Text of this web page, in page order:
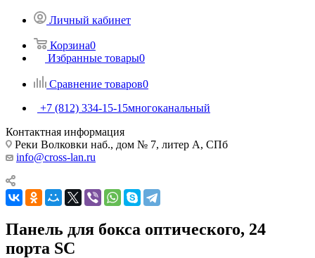
Личный кабинет
Корзина0
Избранные товары0
Сравнение товаров0
+7 (812) 334-15-15многоканальный
Контактная информация
Реки Волковки наб., дом № 7, литер А, СПб
info@cross-lan.ru
Панель для бокса оптического, 24
порта SC